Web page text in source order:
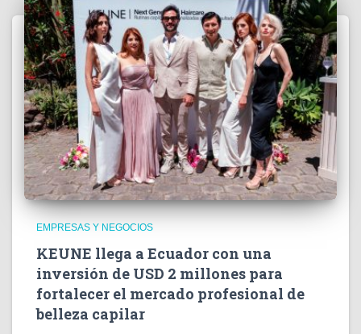
EMPRESAS Y NEGOCIOS
KEUNE llega a Ecuador con una
inversión de USD 2 millones para
fortalecer el mercado profesional de
belleza capilar